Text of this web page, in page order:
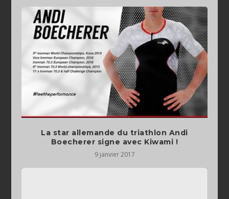
La star allemande du triathlon Andi
Boecherer signe avec Kiwami !
9 janvier 2017